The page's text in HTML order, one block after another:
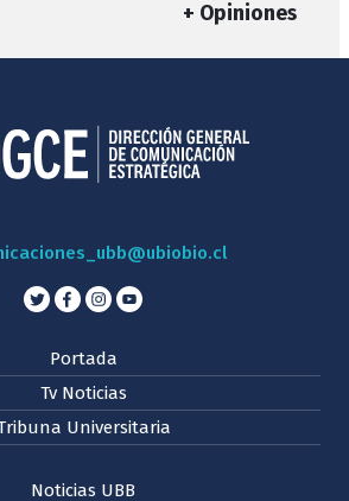
+ Opiniones
Portada
Tv Noticias
Universitaria
Noticias UBB